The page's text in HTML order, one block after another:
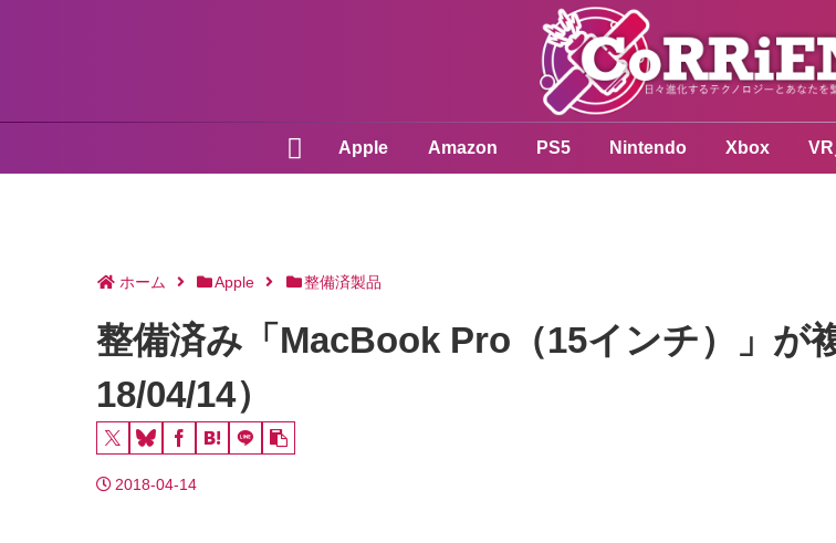
Apple Amazon PS5 Nintendo Xbox
ホーム Apple 整備済製品
整備済み「MacBook Pro（15インチ）」が
18/04/14）
2018-04-14